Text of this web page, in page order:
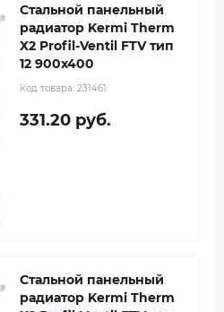
Стальной панельный
радиатор Kermi Therm
X2 Profil-Ventil FTV тип
12 900x400
Код товара: 231461
331.20 руб.
Стальной панельный
радиатор Kermi Therm